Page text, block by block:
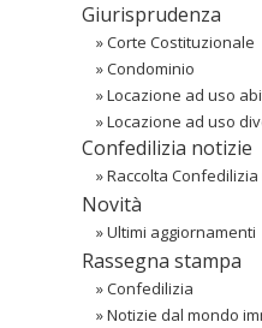
Giurisprudenza
»Corte Costituzionale
»Condominio
»Locazione ad uso
»Locazione ad uso
Confedilizia notizie
»Raccolta
Novità
»Ultimi aggiornamenti
Rassegna stampa
»Confedilizia
»Notizie dal mondo